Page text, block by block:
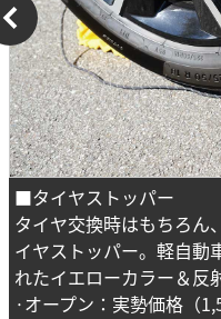
■タイヤストッパー
タイヤ交換時はもちろん
イヤストッパー。軽自動
れたイエローカラー＆反
·オープン：実勢価格（